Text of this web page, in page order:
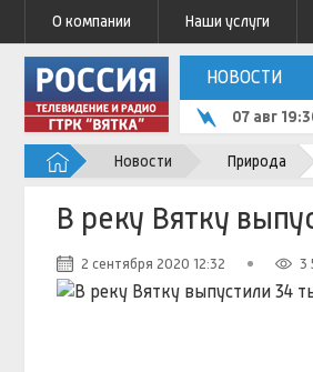
О компании Наши услуги
НОВОСТИ
07 авг
Новости Природа
В реку Вятку
2 сентября 2020 12:32 3